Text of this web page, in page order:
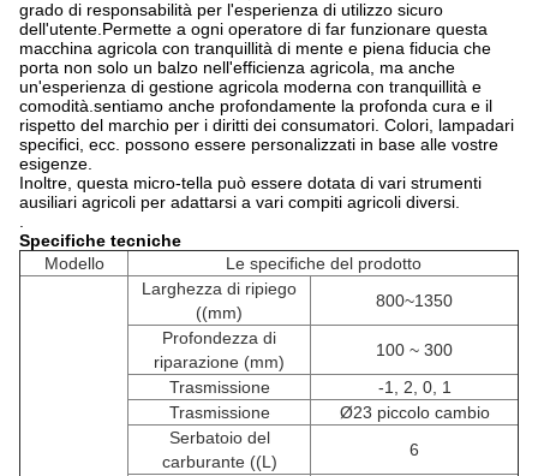
grado di responsabilità per l'esperienza di utilizzo sicuro
dell'utente.Permette a ogni operatore di far funzionare questa
macchina agricola con tranquillità di mente e piena fiducia che
porta non solo un balzo nell'efficienza agricola, ma anche
un'esperienza di gestione agricola moderna con tranquillità e
comodità.sentiamo anche profondamente la profonda cura e il
rispetto del marchio per i diritti dei consumatori. Colori, lampadari
specifici, ecc. possono essere personalizzati in base alle vostre
esigenze.
Inoltre, questa micro-tella può essere dotata di vari strumenti
ausiliari agricoli per adattarsi a vari compiti agricoli diversi.
Specifiche tecniche
Modello
Le specifiche del prodotto
Larghezza di ripiego
((mm)
800~1350
Profondezza di
riparazione (mm)
100 ~ 300
Trasmissione
-1, 2, 0, 1
Trasmissione
Ø23 piccolo cambio
Serbatoio del
carburante ((L)
6